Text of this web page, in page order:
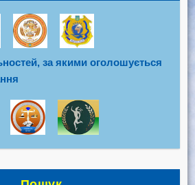
за якими оголошується